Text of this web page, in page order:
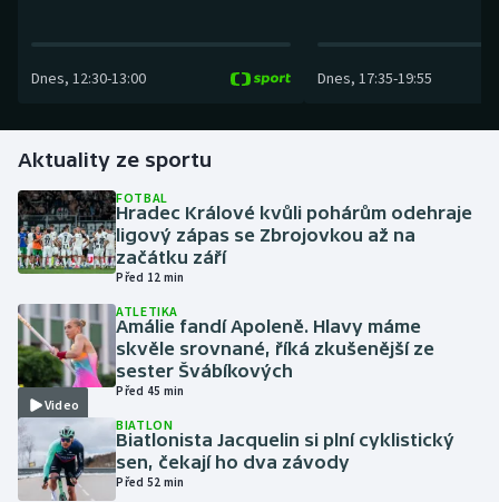
Golf
Gymnastika
Házená
Jezdectví
Judo
Krasobruslení
Lezení
Dnes, 12:30-13:00 Dnes, 17:35-19:55
Aktuality ze sportu
FOTBAL
Hradec Králové kvůli pohárům odehraje
ligový zápas se Zbrojovkou až na
začátku září
Před 12 min
Video
ATLETIKA
Amálie fandí Apoleně. Hlavy máme
skvěle srovnané, říká zkušenější ze
sester Švábíkových
Před 45 min
BIATLON
Biatlonista Jacquelin si plní cyklistický
sen, čekají ho dva závody
Před 52 min